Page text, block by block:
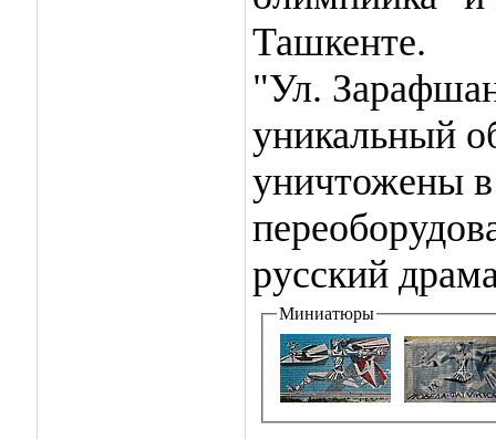
Ташкенте.
"Ул.
уникальный
уничтожены
русский
Миниатюры